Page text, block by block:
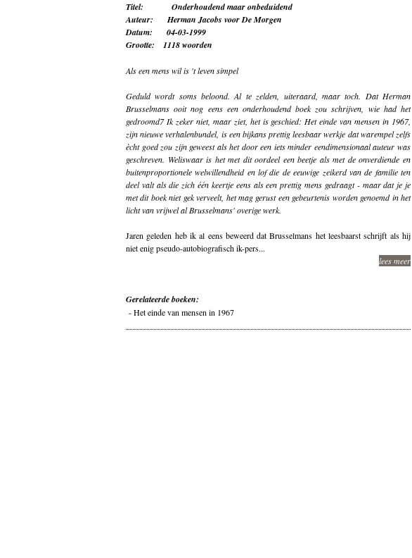
Titel: Onderhoudend maar onbeduidend
Auteur: Herman Jacobs voor De Morgen
Datum: 04-03-1999
Grootte: 1118 woorden
Als een mens wil is 't leven simpel
Geduld wordt soms beloond. Al te zelden, uiteraard, maar toch. Dat Herman
Brusselmans ooit nog eens een onderhoudend boek zou schrijven, wie had het
gedroomd7 Ik zeker niet, maar ziet, het is geschied: Het einde van mensen in 1967,
zijn nieuwe verhalenbundel, is een bijkans prettig leesbaar werkje dat warempel zelfs
ècht goed zou zijn geweest als het door een iets minder eendimensionaal auteur was
geschreven. Weliswaar is het met dit oordeel een beetje als met de onverdiende en
buitenproportionele welwillendheid en lof die de eeuwige zeikerd van de familie ten
deel valt als die zich één keertje eens als een prettig mens gedraagt - maar dat je je
met dit boek niet gek verveelt, het mag gerust een gebeurtenis worden genoemd in het
licht van vrijwel al Brusselmans' overige werk.
Jaren geleden heb ik al eens beweerd dat Brusselmans het leesbaarst schrijft als hij
niet enig pseudo-autobiografisch ik-pers...
lees meer
Gerelateerde boeken:
-Het einde van mensen in 1967